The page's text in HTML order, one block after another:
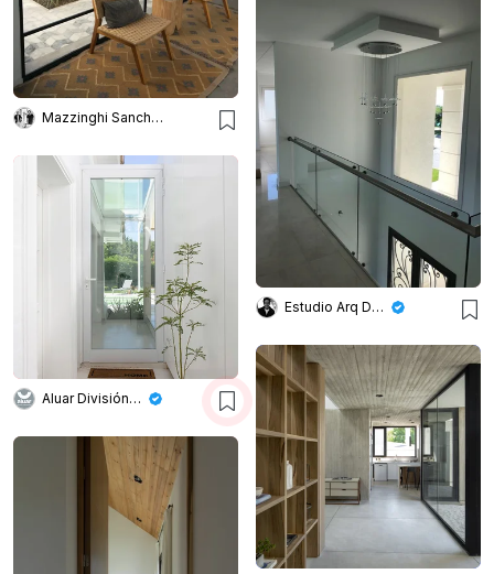
Mazzinghi Sanchez
Estudio Arq Daniel Tarrio
Aluar División Elaborados